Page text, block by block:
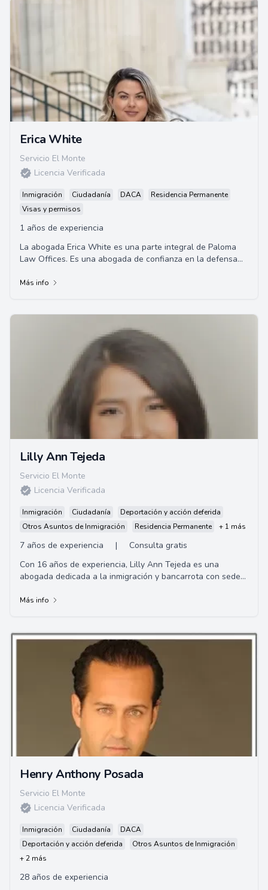
Erica White
Servicio El Monte
Licencia Verificada
Inmigración Ciudadanía DACA
Residencia Permanente
Visas y permisos
1 años de experiencia
La abogada Erica White es una parte integral de Paloma
Law Offices. Es una abogada de confianza en la defensa
Más info
Lilly Ann Tejeda
Servicio El Monte
Licencia Verificada
Inmigración Ciudadanía
Deportación y acción deferida
Otros Asuntos de Inmigración
Residencia Permanente + 1 más
7 años de experiencia |
Consulta gratis
Con 16 años de experiencia, Lilly Ann Tejeda es una
abogada dedicada a la inmigración y bancarrota con sede
Más info
Henry Anthony Posada
Servicio El Monte
Licencia Verificada
Inmigración Ciudadanía
DACA
Deportación y acción deferida
Otros Asuntos de Inmigración
+ 2 más
28 años de experiencia